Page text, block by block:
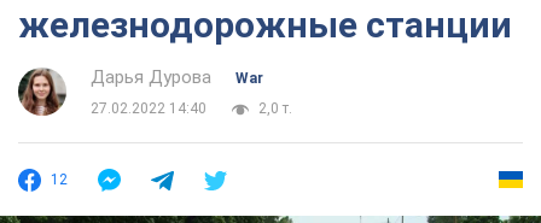
железнодорожные станции
Дарья Дурова
War
27.02.2022 14:40
2,0 т.
12